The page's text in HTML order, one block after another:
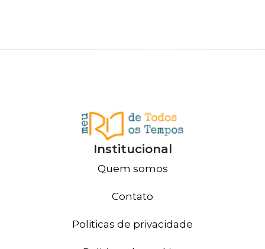
Institucional
Quem somos
Contato
Politicas de privacidade